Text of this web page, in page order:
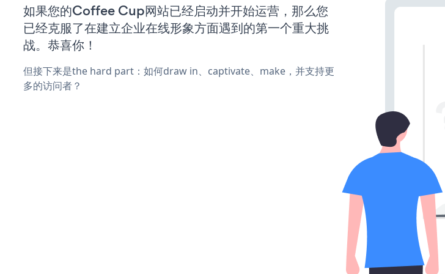
如果您的Coffee Cup网站已经启动并开始运营，那么您
已经克服了在建立企业在线形象方面遇到的第一个重大挑
战。恭喜你！
但接下来是the hard part：如何draw in、captivate、make，并支持更
多的访问者？